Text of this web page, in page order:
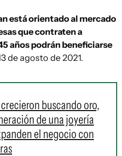
está orientado al mercado
que contraten a
años podrán beneficiarse
de agosto de 2021.
buscando oro,
de una joyería
el negocio con